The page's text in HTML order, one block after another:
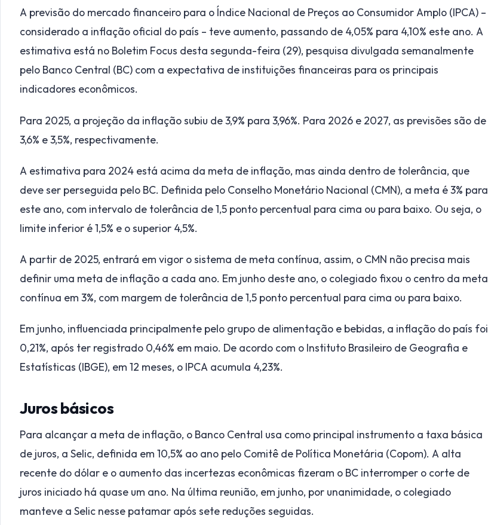
A previsão do mercado financeiro para o Índice Nacional de Preços ao Consumidor Amplo (IPCA) –
considerado a inflação oficial do país – teve aumento, passando de 4,05% para 4,10% este ano. A
estimativa está no Boletim Focus desta segunda-feira (29), pesquisa divulgada semanalmente
pelo Banco Central (BC) com a expectativa de instituições financeiras para os principais
indicadores econômicos.
Para 2025, a projeção da inflação subiu de 3,9% para 3,96%. Para 2026 e 2027, as previsões são de
3,6% e 3,5%, respectivamente.
A estimativa para 2024 está acima da meta de inflação, mas ainda dentro de tolerância, que
deve ser perseguida pelo BC. Definida pelo Conselho Monetário Nacional (CMN), a meta é 3% para
este ano, com intervalo de tolerância de 1,5 ponto percentual para cima ou para baixo. Ou seja, o
limite inferior é 1,5% e o superior 4,5%.
A partir de 2025, entrará em vigor o sistema de meta contínua, assim, o CMN não precisa mais
definir uma meta de inflação a cada ano. Em junho deste ano, o colegiado fixou o centro da meta
contínua em 3%, com margem de tolerância de 1,5 ponto percentual para cima ou para baixo.
Em junho, influenciada principalmente pelo grupo de alimentação e bebidas, a inflação do país foi
0,21%, após ter registrado 0,46% em maio. De acordo com o Instituto Brasileiro de Geografia e
Estatísticas (IBGE), em 12 meses, o IPCA acumula 4,23%.
Juros básicos
Para alcançar a meta de inflação, o Banco Central usa como principal instrumento a taxa básica
de juros, a Selic, definida em 10,5% ao ano pelo Comitê de Política Monetária (Copom). A alta
recente do dólar e o aumento das incertezas econômicas fizeram o BC interromper o corte de
juros iniciado há quase um ano. Na última reunião, em junho, por unanimidade, o colegiado
manteve a Selic nesse patamar após sete reduções seguidas.